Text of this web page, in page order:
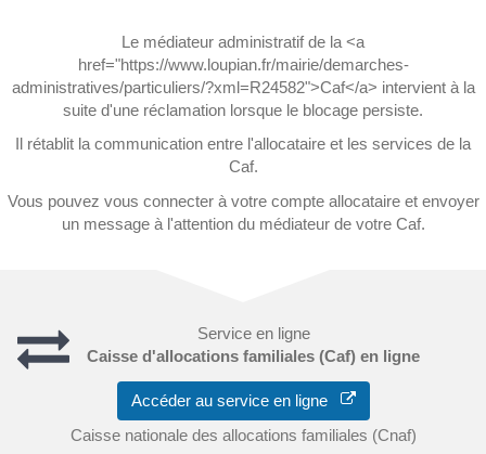
Le médiateur administratif de la <a
href="https://www.loupian.fr/mairie/demarches-
administratives/particuliers/?xml=R24582">Caf</a> intervient à la
suite d'une réclamation lorsque le blocage persiste.
Il rétablit la communication entre l'allocataire et les services de la
Caf.
Vous pouvez vous connecter à votre compte allocataire et envoyer
un message à l'attention du médiateur de votre Caf.
Service en ligne
Caisse d'allocations familiales (Caf) en ligne
Accéder au service en ligne
Caisse nationale des allocations familiales (Cnaf)